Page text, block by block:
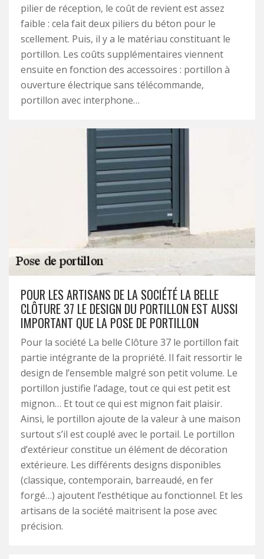
pilier de réception, le coût de revient est assez
faible : cela fait deux piliers du béton pour le
scellement. Puis, il y a le matériau constituant le
portillon. Les coûts supplémentaires viennent
ensuite en fonction des accessoires : portillon à
ouverture électrique sans télécommande,
portillon avec interphone…
POUR LES ARTISANS DE LA SOCIÉTÉ LA BELLE
CLÔTURE 37 LE DESIGN DU PORTILLON EST AUSSI
IMPORTANT QUE LA POSE DE PORTILLON
Pour la société La belle Clôture 37 le portillon fait
partie intégrante de la propriété. Il fait ressortir le
design de l’ensemble malgré son petit volume. Le
portillon justifie l’adage, tout ce qui est petit est
mignon… Et tout ce qui est mignon fait plaisir.
Ainsi, le portillon ajoute de la valeur à une maison
surtout s’il est couplé avec le portail. Le portillon
d’extérieur constitue un élément de décoration
extérieure. Les différents designs disponibles
(classique, contemporain, barreaudé, en fer
forgé…) ajoutent l’esthétique au fonctionnel. Et les
artisans de la société maitrisent la pose avec
précision.